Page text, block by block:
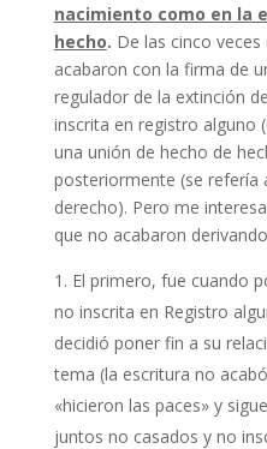
nacimiento como en la
hecho. De las cinco
acabaron con la firma de
regulador de la extinción
inscrita en registro alguno
una unión de hecho de
posteriormente (se refería
derecho). Pero me
que no acabaron
El primero, fue cuando
no inscrita en Registro
decidió poner fin a su
tema (la escritura no
«hicieron las paces» y
juntos no casados y no